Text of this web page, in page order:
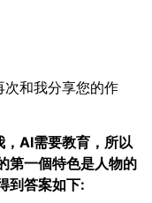
和我分享您的作
AI需要教育，所以
第一個特色是人物的
到答案如下: